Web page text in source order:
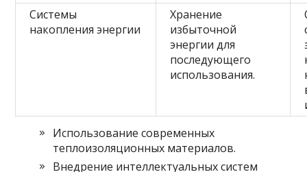
Системы
накопления энергии
Хранение
избыточной
энергии для
последующего
использования.
Использование современных
теплоизоляционных материалов.
Внедрение интеллектуальных систем